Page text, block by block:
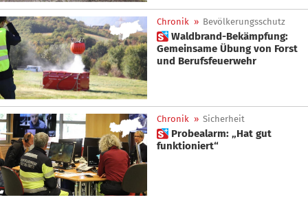
Chronik » Bevölkerungsschutz
 Waldbrand-Bekämpfung:
Gemeinsame Übung von Forst
und Berufsfeuerwehr
Chronik » Sicherheit
 Probealarm: „Hat gut
funktioniert“